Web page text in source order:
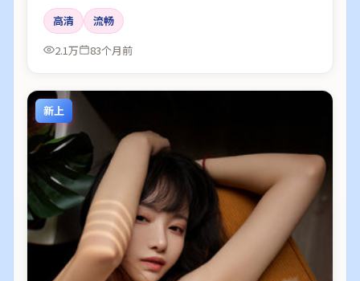
高清
流畅
2.1万
83个月前
新上